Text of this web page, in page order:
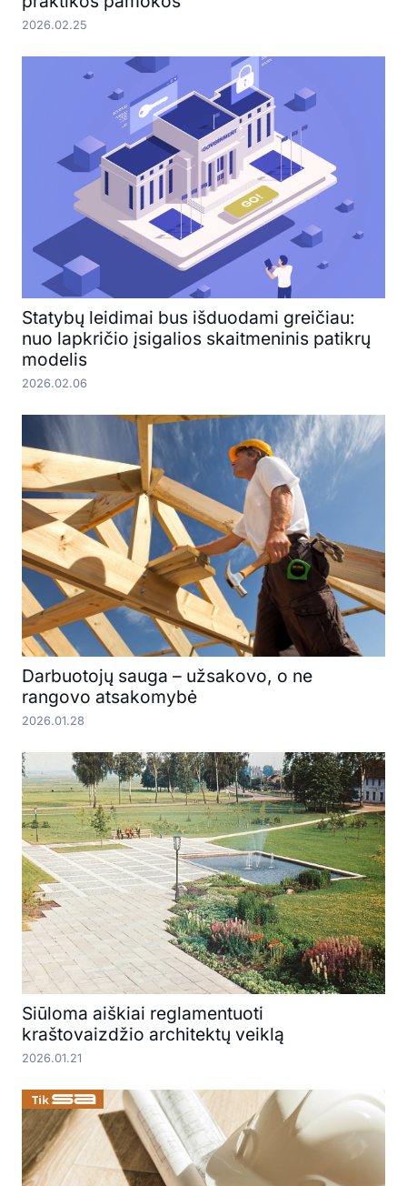
2026.02.25
Statybų leidimai bus išduodami greičiau:
nuo lapkričio įsigalios skaitmeninis patikrų
modelis
2026.02.06
Darbuotojų sauga – užsakovo, o ne
rangovo atsakomybė
2026.01.28
Siūloma aiškiai reglamentuoti
kraštovaizdžio architektų veiklą
2026.01.21